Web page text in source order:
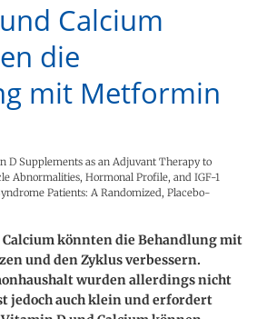
Calcium
die
mit Metformin
D Supplements as an Adjuvant Therapy to
Abnormalities, Hormonal Profile, and IGF-1
Patients: A Randomized, Placebo-
könnten die Behandlung mit
und den Zyklus verbessern.
wurden allerdings nicht
jedoch auch klein und erfordert